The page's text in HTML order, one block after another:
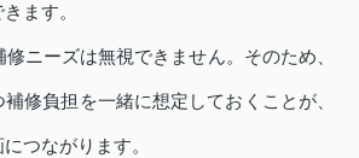
ます。
ニーズは無視できません。そのため、
修負担を一緒に想定しておくことが、
つながります。